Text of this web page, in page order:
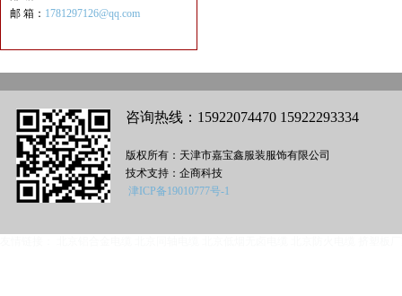
邮 箱： 1781297126@qq.com
咨询热线：15922074470 15922293334
版权所有：天津市嘉宝鑫服装服饰有限公司
技术支持： 企商科技
津ICP备19010777号-1